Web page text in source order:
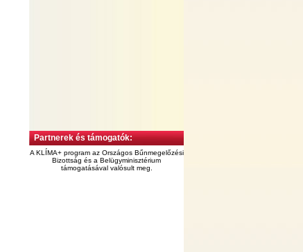
Partnerek és támogatók:
A KLÍMA+ program az Országos Bűnmegelőzési
Bizottság és a Belügyminisztérium
támogatásával valósult meg.